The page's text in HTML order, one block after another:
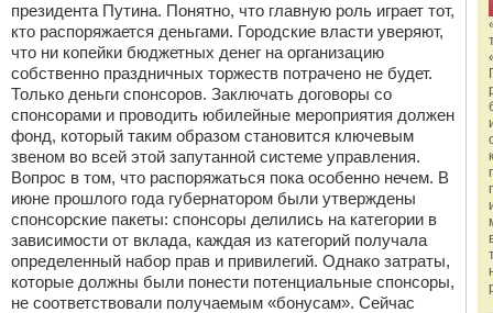
президента Путина. Понятно, что главную роль играет тот,
кто распоряжается деньгами. Городские власти уверяют,
что ни копейки бюджетных денег на организацию
собственно праздничных торжеств потрачено не будет.
Только деньги спонсоров. Заключать договоры со
спонсорами и проводить юбилейные мероприятия должен
фонд, который таким образом становится ключевым
звеном во всей этой запутанной системе управления.
Вопрос в том, что распоряжаться пока особенно нечем. В
июне прошлого года губернатором были утверждены
спонсорские пакеты: спонсоры делились на категории в
зависимости от вклада, каждая из категорий получала
определенный набор прав и привилегий. Однако затраты,
которые должны были понести потенциальные спонсоры,
не соответствовали получаемым «бонусам». Сейчас